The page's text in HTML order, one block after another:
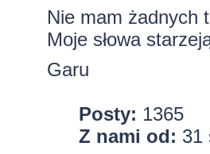
Nie mam żadnych
Moje słowa
Garu
Posty: 1365
Z nami od: 31